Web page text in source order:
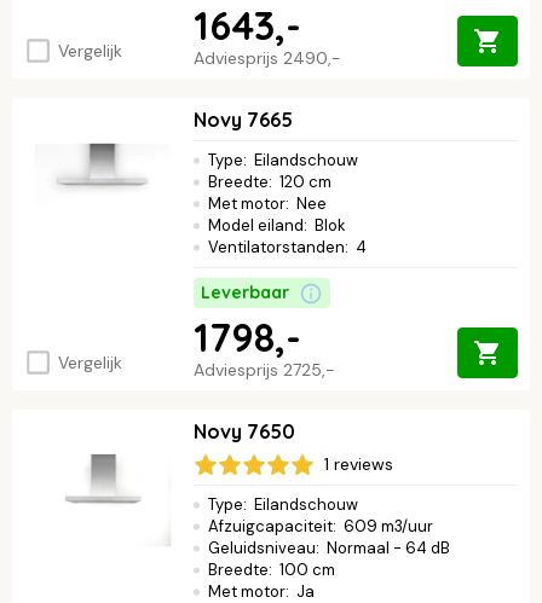
Vergelijk Adviesprijs 2490,-
1643,-
Vergelijk
Novy 7665
Type: Eilandschouw
Breedte: 120 cm
Met motor: Nee
Model eiland: Blok
Ventilatorstanden: 4
Leverbaar
Adviesprijs 2725,-
1798,-
Novy 7650
1 reviews
Type: Eilandschouw
Afzuigcapaciteit: 609 m3/uur
Geluidsniveau: Normaal - 64 dB
Breedte: 100 cm
Met motor: Ja